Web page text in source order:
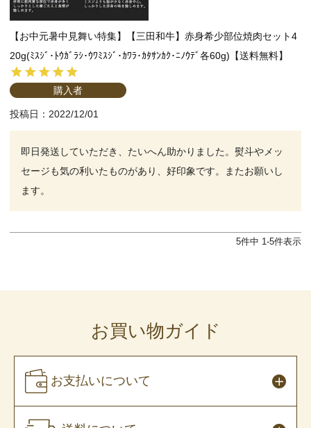
【お中元暑中見舞い特集】【三田和牛】赤身希少部位焼肉セット4
20g(ﾐｽｼﾞ･ﾄｳｶﾞﾗｼ･ｳﾜﾐｽｼﾞ･ｶﾜﾗ･ｶﾀｻﾝｶｸ･ﾆﾉｳﾃﾞ各60g)【送料無料】
購入者
投稿日 2022/12/01
即日発送していただき、たいへん助かりました。熨斗やメッ
セージも気の利いたものがあり、好印象です。またお願いし
ます。
5件中 1-5件表示
お買い物ガイド
お支払いについて